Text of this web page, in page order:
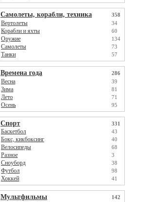
Самолеты, корабли, техника 358
Вертолеты 34
Корабли и яхты 60
Оружие 134
Самолеты 73
Танки 57
Времена года 286
Весна 39
Зима 81
Лето 71
Осень 95
Спорт 331
Баскетбол 43
Бокс, кикбоксинг 40
Велосипеды 68
Разное 3
Сноуборд 38
Футбол 98
Хоккей 41
Мультфильмы 142